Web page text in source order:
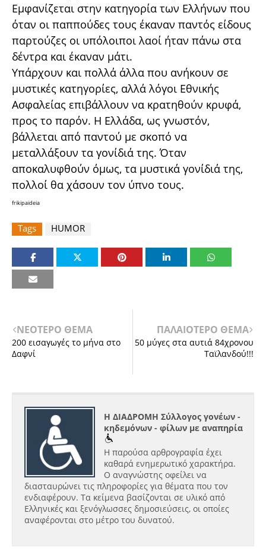
Εμφανίζεται στην κατηγορία των Ελλήνων που
όταν οι παππούδες τους έκαναν παντός είδους
παρτούζες οι υπόλοιποι λαοί ήταν πάνω στα
δέντρα και έκαναν μάτι.
Υπάρχουν και πολλά άλλα που ανήκουν σε
μυστικές κατηγορίες, αλλά λόγοι Εθνικής
Ασφαλείας επιβάλλουν να κρατηθούν κρυφά,
προς το παρόν. Η Ελλάδα, ως γνωστόν,
βάλλεται από παντού με σκοπό να
μεταλλάξουν τα γονίδιά της. Όταν
αποκαλυφθούν όμως, τα μυστικά γονίδιά της,
πολλοί θα χάσουν τον ύπνο τους.
frikipaideia
Tags HUMOR
ΝΕΟΤΕΡΟ ΘΕΜΑ
200 εισαγωγές το μήνα στο
Δαφνί
ΠΑΛΑΙΟΤΕΡΟ ΘΕΜΑ
50 μύγες στα αυτιά 84χρονου
Ταϊλανδού!!!
Η ΔΙΑΔΡΟΜΗ Σύλλογος γονέων -
κηδεμόνων - φίλων με αναπηρία
Η παρούσα αρθρογραφία έχει
καθαρά ενημερωτικό χαρακτήρα.
Ο αναγνώστης οφείλει να
διασταυρώνει τις πληροφορίες για θέματα που τον
ενδιαφέρουν. Τα κείμενα βασίζονται σε υλικό από
Ελληνικές και ξενόγλωσσες δημοσιεύσεις, οι οποίες
αναφέρονται στο μέτρο του δυνατού.